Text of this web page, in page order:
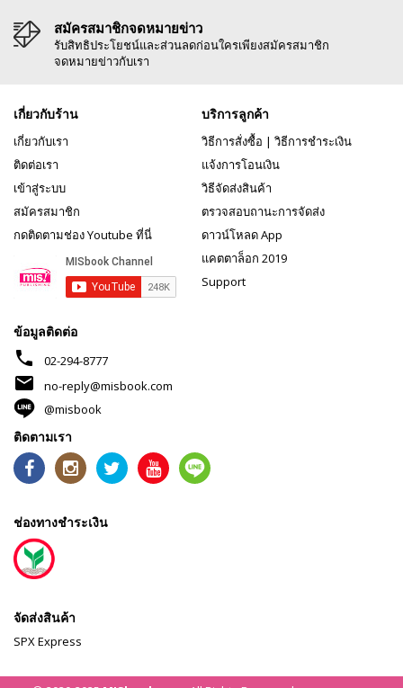
สมัครสมาชิกจดหมายข่าว
รับสิทธิประโยชน์และส่วนลดก่อนใครเพียงสมัครสมาชิก
จดหมายข่าวกับเรา
เกี่ยวกับร้าน
เกี่ยวกับเรา
ติดต่อเรา
เข้าสู่ระบบ
สมัครสมาชิก
กดติดตามช่อง Youtube ที่นี่
บริการลูกค้า
วิธีการสั่งซื้อ | วิธีการชำระเงิน
แจ้งการโอนเงิน
วิธีจัดส่งสินค้า
ตรวจสอบถานะการจัดส่ง
ดาวน์โหลด App
แคตตาล็อก 2019
Support
ข้อมูลติดต่อ
phone 02-294-8777
mail
no-reply@misbook.com
@misbook
ติดตามเรา
ช่องทางชำระเงิน
จัดส่งสินค้า
SPX Express